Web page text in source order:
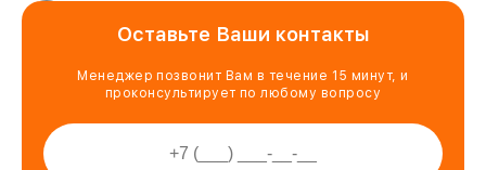
Оставьте Ваши контакты
Менеджер позвонит Вам в течение 15 минут, и
проконсультирует по любому вопросу